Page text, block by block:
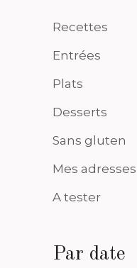
Recettes
Entrées
Plats
Desserts
Sans gluten
Mes adresses
A tester
Par date